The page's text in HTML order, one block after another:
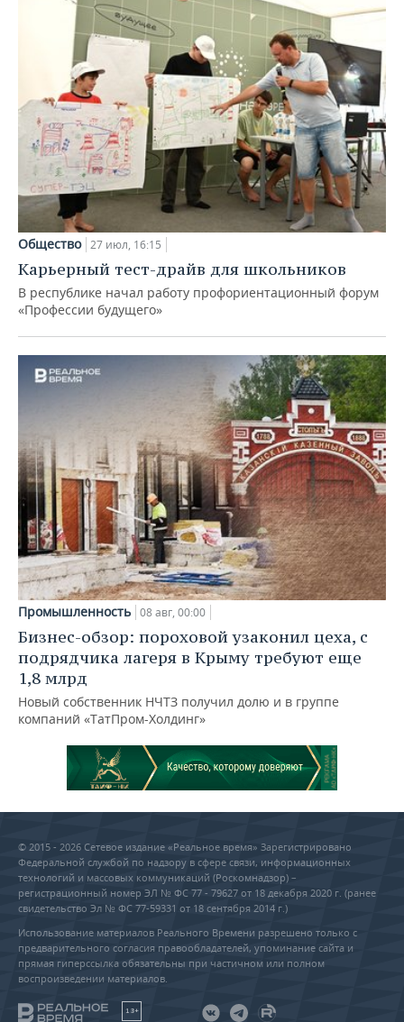
Общество 27 июл, 16:15
Карьерный тест-драйв для школьников
В республике начал работу профориентационный форум
«Профессии будущего»
Промышленность 08 авг, 00:00
Бизнес-обзор: пороховой узаконил цеха, с
подрядчика лагеря в Крыму требуют еще
1,8 млрд
Новый собственник НЧТЗ получил долю и в группе
компаний «ТатПром-Холдинг»
© 2015 - 2026 Сетевое издание «Реальное время» Зарегистрировано
Федеральной службой по надзору в сфере связи, информационных
технологий и массовых коммуникаций (Роскомнадзор) –
регистрационный номер ЭЛ № ФС 77 - 79627 от 18 декабря 2020 г. (ранее
свидетельство Эл № ФС 77-59331 от 18 сентября 2014 г.)
Использование материалов Реального Времени разрешено только с
предварительного согласия правообладателей, упоминание сайта и
прямая гиперссылка обязательны при частичном или полном
воспроизведении материалов.
18+